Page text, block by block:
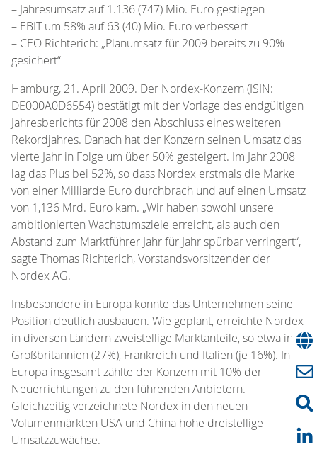
– Jahresumsatz auf 1.136 (747) Mio. Euro gestiegen
– EBIT um 58% auf 63 (40) Mio. Euro verbessert
– CEO Richterich: „Planumsatz für 2009 bereits zu 90%
gesichert“
Hamburg, 21. April 2009. Der Nordex-Konzern (ISIN:
DE000A0D6554) bestätigt mit der Vorlage des endgültigen
Jahresberichts für 2008 den Abschluss eines weiteren
Rekordjahres. Danach hat der Konzern seinen Umsatz das
vierte Jahr in Folge um über 50% gesteigert. Im Jahr 2008
lag das Plus bei 52%, so dass Nordex erstmals die Marke
von einer Milliarde Euro durchbrach und auf einen Umsatz
von 1,136 Mrd. Euro kam. „Wir haben sowohl unsere
ambitionierten Wachstumsziele erreicht, als auch den
Abstand zum Marktführer Jahr für Jahr spürbar verringert“,
sagte Thomas Richterich, Vorstandsvorsitzender der
Nordex AG.
Insbesondere in Europa konnte das Unternehmen seine
Position deutlich ausbauen. Wie geplant, erreichte Nordex
in diversen Ländern zweistellige Marktanteile, so etwa in
Großbritannien (27%), Frankreich und Italien (je 16%). In
Europa insgesamt zählte der Konzern mit 10% der
Neuerrichtungen zu den führenden Anbietern.
Gleichzeitig verzeichnete Nordex in den neuen
Volumenmärkten USA und China hohe dreistellige
Umsatzzuwächse.